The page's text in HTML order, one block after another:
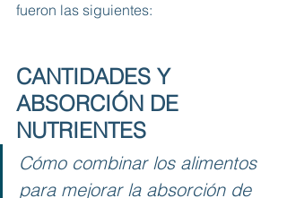
fueron las siguientes:
CANTIDADES Y
ABSORCIÓN DE
NUTRIENTES
Cómo combinar los alimentos
para mejorar la absorción de